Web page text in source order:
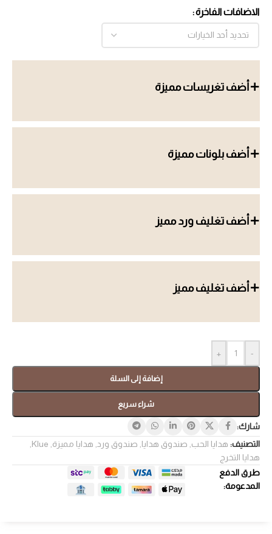
الاضافات الفاخرة
أضف تغريسات مميزة
أضف بلونات مميزة
أضف تغليف ورد مميز
أضف تغليف مميز
-
+
إضافة إلى السلة
شراء سريع
شارك:
التصنيف: هدايا الحب صندوق هدايا صندوق ورد هدايا مميزة Klue
هدايا التخرج
طرق الدفع
المدعومة: